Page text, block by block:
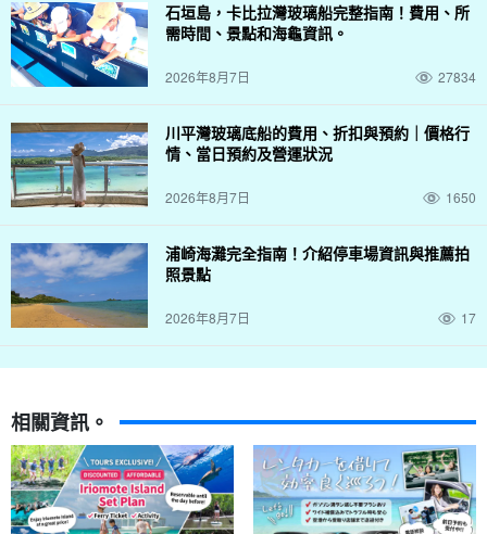
石垣島，卡比拉灣玻璃船完整指南！費用、所
需時間、景點和海龜資訊。
2026年8月7日 27834
川平灣玻璃底船的費用、折扣與預約｜價格行
情、當日預約及營運狀況
2026年8月7日 1650
浦崎海灘完全指南！介紹停車場資訊與推薦拍
照景點
2026年8月7日 17
相關資訊。